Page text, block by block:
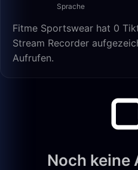
Sprache
Fitme Sportswear hat 0
Stream Recorder
Aufrufen.
Noch keine